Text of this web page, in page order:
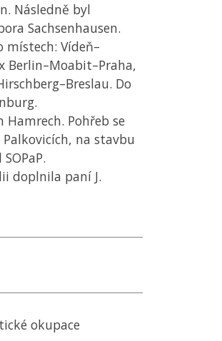
Následně byl
Sachsenhausen.
Vídeň–
Berlin–Moabit–Praha,
Do
Hamrech. Pohřeb se
na stavbu
SOPaP.
doplnila paní J.
okupace